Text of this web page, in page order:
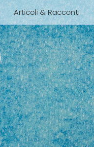
Articoli & Racconti